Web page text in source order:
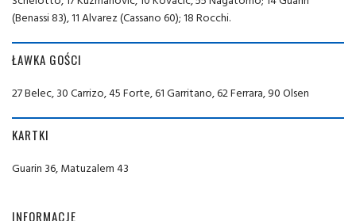
(Benassi 83), 11 Alvarez (Cassano 60); 18 Rocchi.
ŁAWKA GOŚCI
27 Belec, 30 Carrizo, 45 Forte, 61 Garritano, 62 Ferrara, 90 Olsen
KARTKI
Guarin 36, Matuzalem 43
INFORMACJE